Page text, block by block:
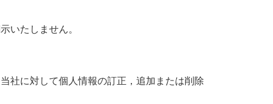
いたしません。
社に対して個人情報の訂正，追加または削除